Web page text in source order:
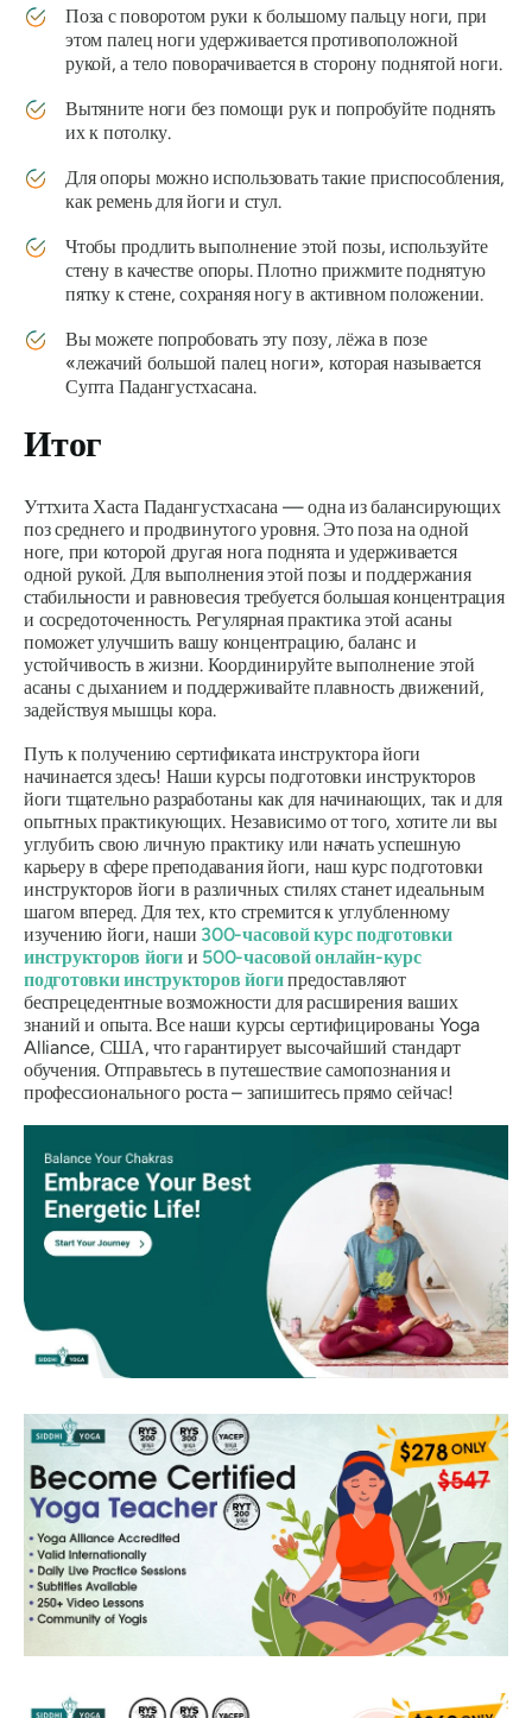
Поза с поворотом руки к большому пальцу ноги, при
этом палец ноги удерживается противоположной
рукой, а тело поворачивается в сторону поднятой ноги.
Вытяните ноги без помощи рук и попробуйте поднять
их к потолку.
Для опоры можно использовать такие приспособления,
как ремень для йоги и стул.
Чтобы продлить выполнение этой позы, используйте
стену в качестве опоры. Плотно прижмите поднятую
пятку к стене, сохраняя ногу в активном положении.
Вы можете попробовать эту позу, лёжа в позе
«лежачий большой палец ноги», которая называется
Супта Падангустхасана.
Итог
Уттхита Хаста Падангустхасана — одна из балансирующих
поз среднего и продвинутого уровня. Это поза на одной
ноге, при которой другая нога поднята и удерживается
одной рукой. Для выполнения этой позы и поддержания
стабильности и равновесия требуется большая концентрация
и сосредоточенность. Регулярная практика этой асаны
поможет улучшить вашу концентрацию, баланс и
устойчивость в жизни. Координируйте выполнение этой
асаны с дыханием и поддерживайте плавность движений,
задействуя мышцы кора.
Путь к получению сертификата инструктора йоги
начинается здесь! Наши курсы подготовки инструкторов
йоги тщательно разработаны как для начинающих, так и для
опытных практикующих. Независимо от того, хотите ли вы
углубить свою личную практику или начать успешную
карьеру в сфере преподавания йоги, наш курс подготовки
инструкторов йоги в различных стилях станет идеальным
шагом вперед. Для тех, кто стремится к углубленному
изучению йоги, наши 300-часовой курс подготовки
инструкторов йоги и 500-часовой онлайн-курс
подготовки инструкторов йогипредоставляют
беспрецедентные возможности для расширения ваших
знаний и опыта. Все наши курсы сертифицированы Yoga
Alliance, США, что гарантирует высочайший стандарт
обучения. Отправьтесь в путешествие самопознания и
профессионального роста – запишитесь прямо сейчас!